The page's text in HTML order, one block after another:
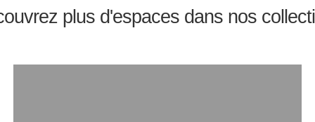
plus d'espaces dans nos